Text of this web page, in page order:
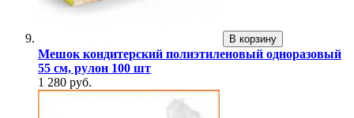
В корзину
Мешок кондитерский полиэтиленовый одноразовый
55 см, рулон 100 шт
1 280 руб.